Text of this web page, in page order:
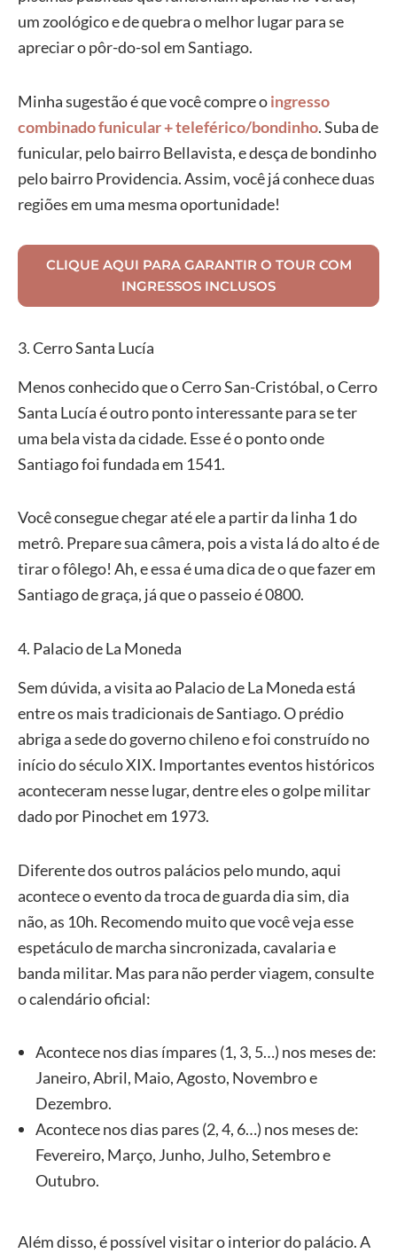
um zoológico e de quebra o melhor lugar para se
apreciar o pôr-do-sol em Santiago.
Minha sugestão é que você compre oingresso
combinado funicular + teleférico/bondinho. Suba de
funicular, pelo bairro Bellavista, e desça de bondinho
pelo bairro Providencia. Assim, você já conhece duas
regiões em uma mesma oportunidade!
CLIQUE AQUI PARA GARANTIR O TOUR COM
INGRESSOS INCLUSOS
3. Cerro Santa Lucía
Menos conhecido que o Cerro San-Cristóbal, o Cerro
Santa Lucía é outro ponto interessante para se ter
uma bela vista da cidade. Esse é o ponto onde
Santiago foi fundada em 1541.
Você consegue chegar até ele a partir da linha 1 do
metrô. Prepare sua câmera, pois a vista lá do alto é de
tirar o fôlego! Ah, e essa é uma dica de o que fazer em
Santiago de graça, já que o passeio é 0800.
4. Palacio de La Moneda
Sem dúvida, a visita ao Palacio de La Moneda está
entre os mais tradicionais de Santiago. O prédio
abriga a sede do governo chileno e foi construído no
início do século XIX. Importantes eventos históricos
aconteceram nesse lugar, dentre eles o golpe militar
dado por Pinochet em 1973.
Diferente dos outros palácios pelo mundo, aqui
acontece o evento da troca de guarda dia sim, dia
não, as 10h. Recomendo muito que você veja esse
espetáculo de marcha sincronizada, cavalaria e
banda militar. Mas para não perder viagem, consulte
o calendário oficial:
Acontece nos dias ímpares (1, 3, 5…) nos meses de:
Janeiro, Abril, Maio, Agosto, Novembro e
Dezembro.
Acontece nos dias pares (2, 4, 6…) nos meses de:
Fevereiro, Março, Junho, Julho, Setembro e
Outubro.
Além disso, é possível visitar o interior do palácio. A